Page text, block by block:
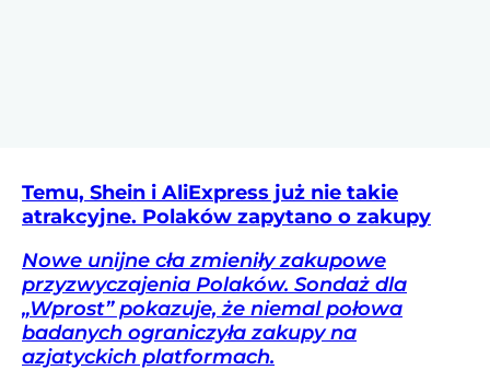
Temu, Shein i AliExpress już nie takie
atrakcyjne. Polaków zapytano o zakupy
Nowe unijne cła zmieniły zakupowe
przyzwyczajenia Polaków. Sondaż dla
„Wprost” pokazuje, że niemal połowa
badanych ograniczyła zakupy na
azjatyckich platformach.